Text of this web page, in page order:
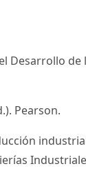
Desarrollo de
Pearson.